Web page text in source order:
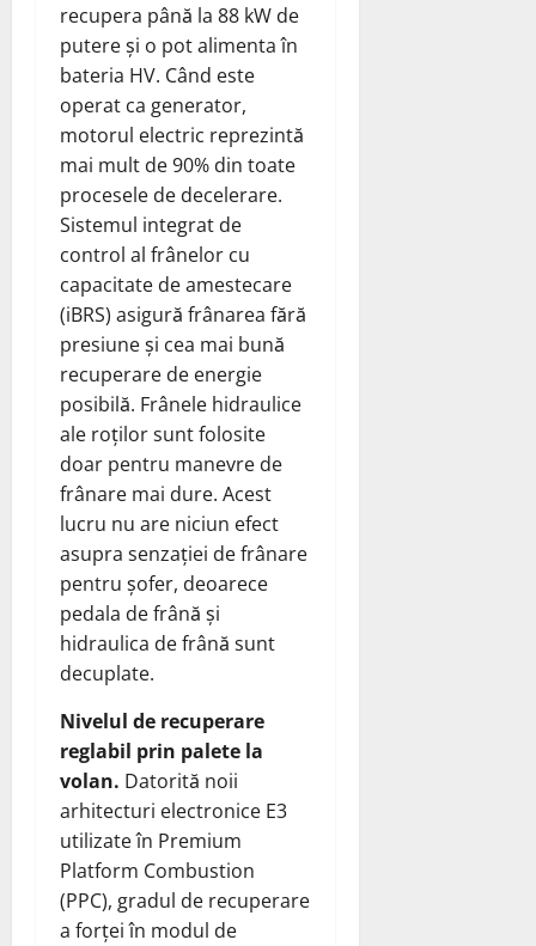
recupera până la 88 kW de
putere și o pot alimenta în
bateria HV. Când este
operat ca generator,
motorul electric reprezintă
mai mult de 90% din toate
procesele de decelerare.
Sistemul integrat de
control al frânelor cu
capacitate de amestecare
(iBRS) asigură frânarea fără
presiune și cea mai bună
recuperare de energie
posibilă. Frânele hidraulice
ale roților sunt folosite
doar pentru manevre de
frânare mai dure. Acest
lucru nu are niciun efect
asupra senzației de frânare
pentru șofer, deoarece
pedala de frână și
hidraulica de frână sunt
decuplate.
Nivelul de recuperare
reglabil prin palete la
volan. Datorită noii
arhitecturi electronice E3
utilizate în Premium
Platform Combustion
(PPC), gradul de recuperare
a forței în modul de